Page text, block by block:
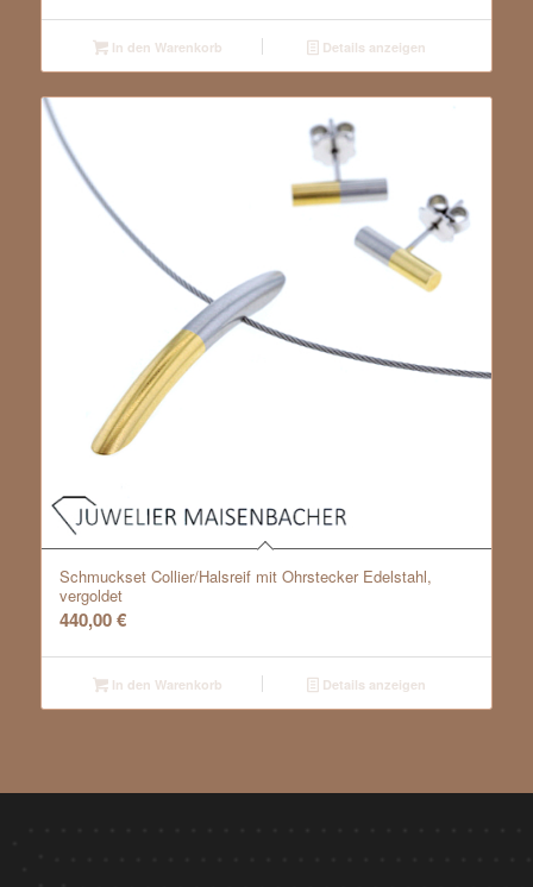
In den Warenkorb Details anzeigen
Schmuckset Collier/Halsreif mit Ohrstecker Edelstahl,
vergoldet
440,00€
In den Warenkorb Details anzeigen